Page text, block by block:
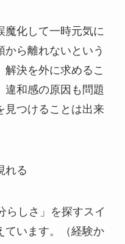
魔化して一時元気に
から離れないという
解決を外に求めるこ
違和感の原因も問題
見つけることは出来
れる
らしさ」を探すスイ
ています。（経験か